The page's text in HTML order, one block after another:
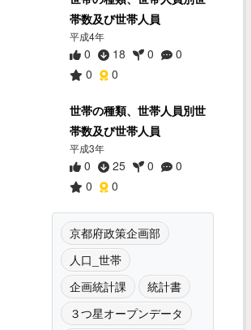
帯数及び世帯人員
平成4年
0 18 0
0
0
0
世帯の種類、世帯人員別世
帯数及び世帯人員
平成3年
0 25 0
0
0
0
京都府政策企画部
人口_世帯
企画統計課
統計書
３つ星オープンデータ